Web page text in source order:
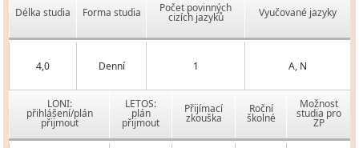
Délka studia Forma studia Počet povinných
cizích jazyků Vyučované jazyky
4,0 Denní 1 A, N
LONI:
přihlášení/plán
přijmout
LETOS:
plán
přijmout
Přijímací
zkouška
Roční
školné
Možnost
studia pro
ZP